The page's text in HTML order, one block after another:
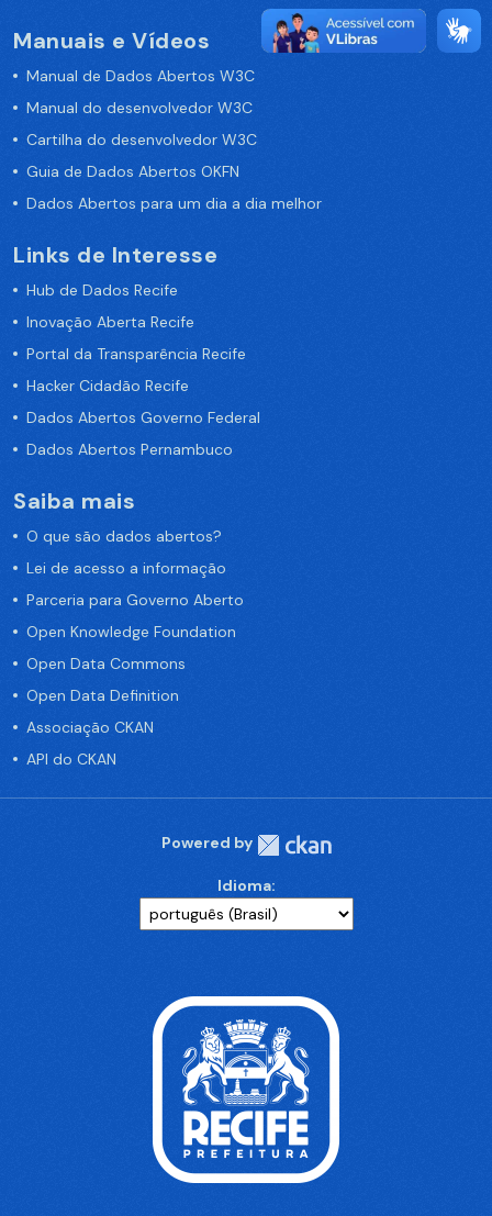
Manuais e Vídeos
Manual de Dados Abertos W3C
Manual do desenvolvedor W3C
Cartilha do desenvolvedor W3C
Guia de Dados Abertos OKFN
Dados Abertos para um dia a dia melhor
Links de Interesse
Hub de Dados Recife
Inovação Aberta Recife
Portal da Transparência Recife
Hacker Cidadão Recife
Dados Abertos Governo Federal
Dados Abertos Pernambuco
Saiba mais
O que são dados abertos?
Lei de acesso a informação
Parceria para Governo Aberto
Open Knowledge Foundation
Open Data Commons
Open Data Definition
Associação CKAN
API do CKAN
Powered by
Idioma